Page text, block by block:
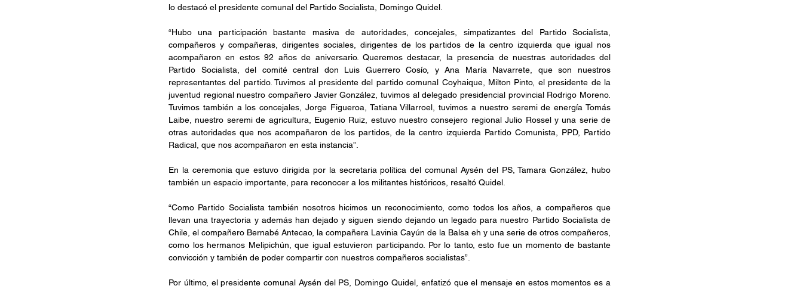
lo destacó el presidente comunal del Partido Socialista, Domingo Quidel.
“Hubo una participación bastante masiva de autoridades, concejales, simpatizantes del Partido Socialista,
compañeros y compañeras, dirigentes sociales, dirigentes de los partidos de la centro izquierda que igual nos
acompañaron en estos 92 años de aniversario. Queremos destacar, la presencia de nuestras autoridades del
Partido Socialista, del comité central don Luis Guerrero Cosío, y Ana María Navarrete, que son nuestros
representantes del partido. Tuvimos al presidente del partido comunal Coyhaique, Milton Pinto, el presidente de la
juventud regional nuestro compañero Javier González, tuvimos al delegado presidencial provincial Rodrigo Moreno.
Tuvimos también a los concejales, Jorge Figueroa, Tatiana Villarroel, tuvimos a nuestro seremi de energía Tomás
Laibe, nuestro seremi de agricultura, Eugenio Ruiz, estuvo nuestro consejero regional Julio Rossel y una serie de
otras autoridades que nos acompañaron de los partidos, de la centro izquierda Partido Comunista, PPD, Partido
Radical, que nos acompañaron en esta instancia”.
En la ceremonia que estuvo dirigida por la secretaria política del comunal Aysén del PS, Tamara González, hubo
también un espacio importante, para reconocer a los militantes históricos, resaltó Quidel.
“Como Partido Socialista también nosotros hicimos un reconocimiento, como todos los años, a compañeros que
llevan una trayectoria y además han dejado y siguen siendo dejando un legado para nuestro Partido Socialista de
Chile, el compañero Bernabé Antecao, la compañera Lavinia Cayún de la Balsa eh y una serie de otros compañeros,
como los hermanos Melipichún, que igual estuvieron participando. Por lo tanto, esto fue un momento de bastante
convicción y también de poder compartir con nuestros compañeros socialistas”.
Por último, el presidente comunal Aysén del PS, Domingo Quidel, enfatizó que el mensaje en estos momentos es a